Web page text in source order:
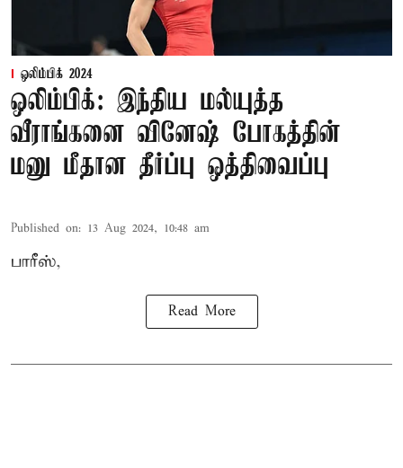
ஒலிம்பிக் 2024
ஒலிம்பிக்: இந்திய மல்யுத்த
வீராங்கனை வினேஷ் போகத்தின்
மனு மீதான தீர்ப்பு ஒத்திவைப்பு
Published on: 13 Aug 2024, 10:48 am
பாரீஸ்,
Read More